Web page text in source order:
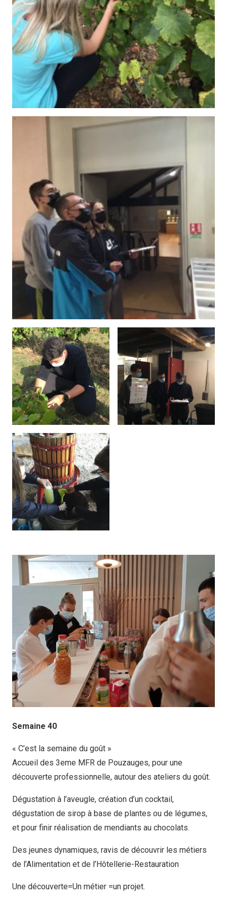
Semaine 40
« C’est la semaine du goût »
Accueil des 3eme MFR de Pouzauges, pour une
découverte professionnelle, autour des ateliers du goût.
Dégustation à l’aveugle, création d’un cocktail,
dégustation de sirop à base de plantes ou de légumes,
et pour finir réalisation de mendiants au chocolats.
Des jeunes dynamiques, ravis de découvrir les métiers
de l’Alimentation et de l’Hôtellerie-Restauration
Une découverte=Un métier =un projet.